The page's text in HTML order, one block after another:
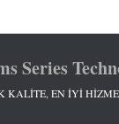
Series
KALİTE, EN İYİ